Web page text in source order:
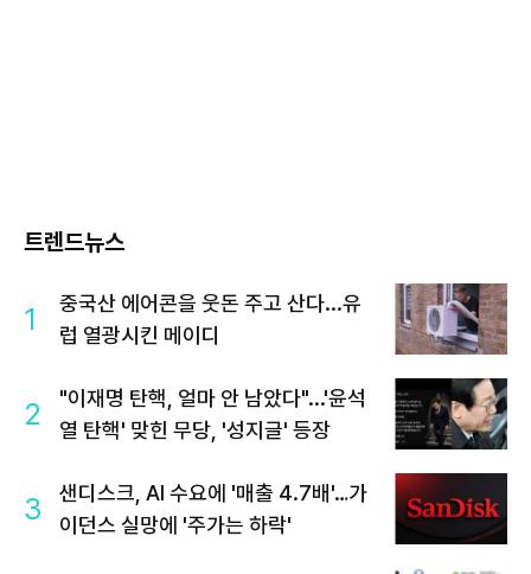
트렌드뉴스
1
중국산 에어콘을 웃돈 주고 산다...유
럽 열광시킨 메이디
2
"이재명 탄핵, 얼마 안 남았다"...'윤석
열 탄핵' 맞힌 무당, '성지글' 등장
3
샌디스크, AI 수요에 '매출 4.7배'…가
이던스 실망에 '주가는 하락'